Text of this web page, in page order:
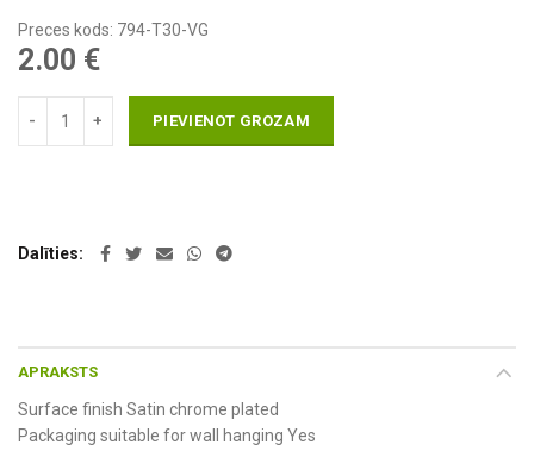
Preces kods: 794-T30-VG
2.00 €
PIEVIENOT GROZAM
Dalīties
APRAKSTS
Surface finish Satin chrome plated
Packaging suitable for wall hanging Yes